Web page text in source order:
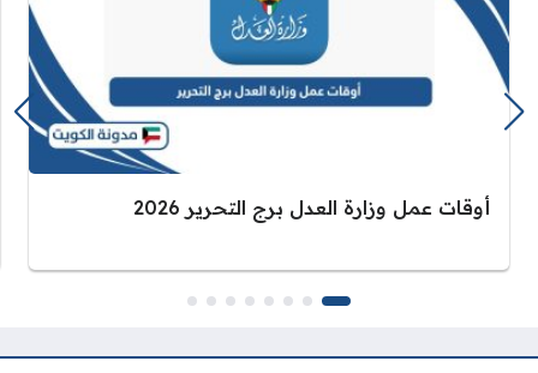
أوقات عمل وزارة العدل برج التحرير 2026